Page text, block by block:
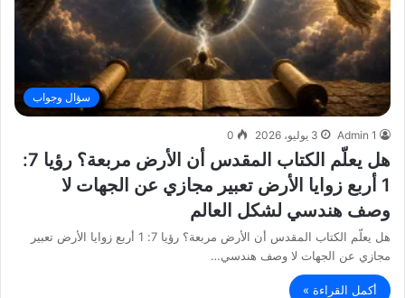
سؤال وجواب
Admin 1 3 يوليو، 2026 0
هل يعلّم الكتاب المقدس أن الأرض مربعة؟ رؤيا 7:
1 أربع زوايا الأرض تعبير مجازي عن الجهات لا
وصف هندسي لشكل العالم
هل يعلّم الكتاب المقدس أن الأرض مربعة؟ رؤيا 7: 1 أربع زوايا الأرض تعبير
مجازي عن الجهات لا وصف هندسي…
أكمل القراءة »